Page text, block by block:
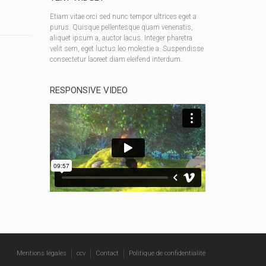
Etiam vitae orci sed nunc tempor ultrices eget a
purus. Quisque pellentesque quam venenatis,
aliquet ipsum a, auctor lacus. Integer pharetra
velit sem, eget luctus leo molestie a. Suspendisse
consectetur laoreet diam eleifend interdum.
RESPONSIVE VIDEO
Mentions légales ccv Contact Politique de confidentialité